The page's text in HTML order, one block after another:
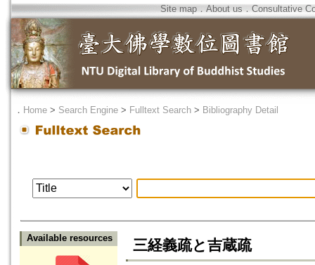
Site map．About us ． Consultative
． Home > Search Engine > Fulltext Search > Bibliography Detail
Available resources 三経義疏と吉蔵疏